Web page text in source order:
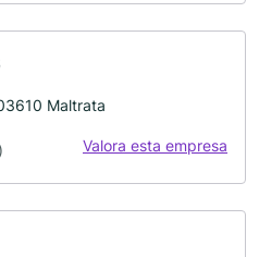
Maltrata
Valora esta empresa